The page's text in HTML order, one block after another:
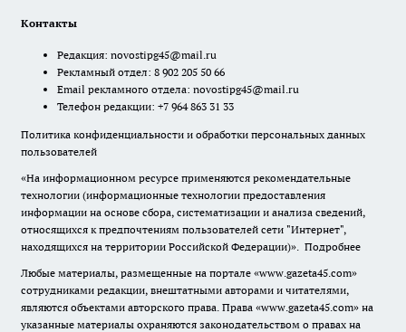
Контакты
Редакция: novostipg45@mail.ru
Рекламный отдел: 8 902 205 50 66
Email рекламного отдела: novostipg45@mail.ru
Телефон редакции: +7 964 863 31 33
Политика конфиденциальности и обработки персональных данных
пользователей
«На информационном ресурсе применяются рекомендательные
технологии (информационные технологии предоставления
информации на основе сбора, систематизации и анализа сведений,
относящихся к предпочтениям пользователей сети "Интернет",
находящихся на территории Российской Федерации)». Подробнее
Любые материалы, размещенные на портале «www.gazeta45.com»
сотрудниками редакции, внештатными авторами и читателями,
являются объектами авторского права. Права «www.gazeta45.com» на
указанные материалы охраняются законодательством о правах на